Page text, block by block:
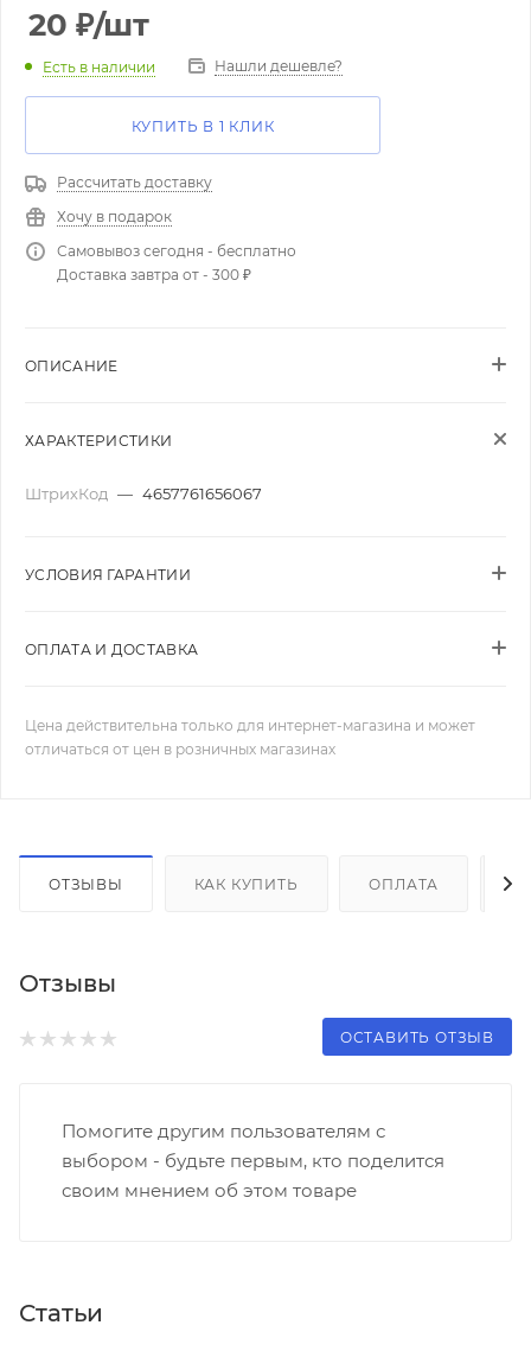
20 ₽/шт
Есть в наличии Нашли дешевле?
КУПИТЬ В 1 КЛИК
Рассчитать доставку
Хочу в подарок
Самовывоз сегодня - бесплатно
Доставка завтра от - 300 ₽
ОПИСАНИЕ
ХАРАКТЕРИСТИКИ
ШтрихКод — 4657761656067
УСЛОВИЯ ГАРАНТИИ
ОПЛАТА И ДОСТАВКА
Цена действительна только для интернет-магазина и может
отличаться от цен в розничных магазинах
ОТЗЫВЫ КАК КУПИТЬ ОПЛАТА
Отзывы
ОСТАВИТЬ ОТЗЫВ
Помогите другим пользователям с
выбором - будьте первым, кто поделится
своим мнением об этом товаре
Статьи